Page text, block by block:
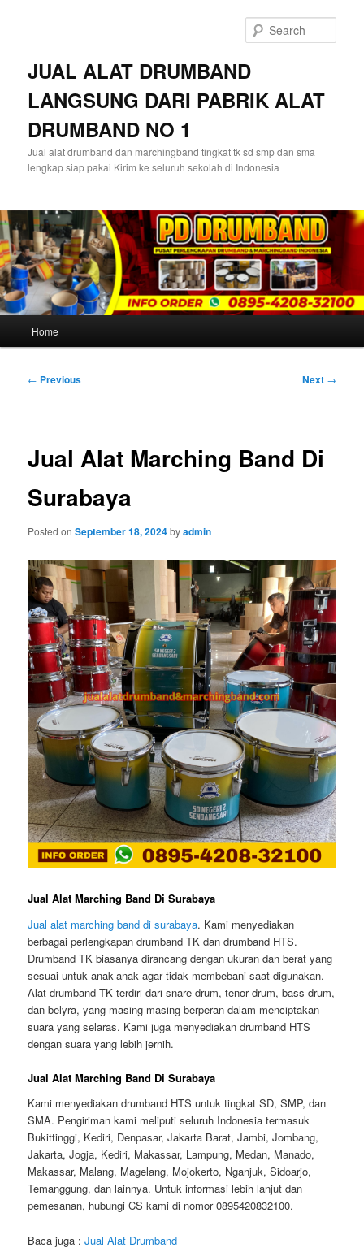
JUAL ALAT DRUMBAND
LANGSUNG DARI PABRIK ALAT
DRUMBAND NO 1
Jual alat drumband dan marchingband tingkat tk sd smp dan sma
lengkap siap pakai Kirim ke seluruh sekolah di Indonesia
Home
Post
← Previous Next →
Jual Alat Marching Band Di
Surabaya
Posted onSeptember 18, 2024byadmin
Jual Alat Marching Band Di Surabaya
Jual alat marching band di surabaya. Kami menyediakan
berbagai perlengkapan drumband TK dan drumband HTS.
Drumband TK biasanya dirancang dengan ukuran dan berat yang
sesuai untuk anak-anak agar tidak membebani saat digunakan.
Alat drumband TK terdiri dari snare drum, tenor drum, bass drum,
dan belyra, yang masing-masing berperan dalam menciptakan
suara yang selaras. Kami juga menyediakan drumband HTS
dengan suara yang lebih jernih.
Jual Alat Marching Band Di Surabaya
Kami menyediakan drumband HTS untuk tingkat SD, SMP, dan
SMA. Pengiriman kami meliputi seluruh Indonesia termasuk
Bukittinggi, Kediri, Denpasar, Jakarta Barat, Jambi, Jombang,
Jakarta, Jogja, Kediri, Makassar, Lampung, Medan, Manado,
Makassar, Malang, Magelang, Mojokerto, Nganjuk, Sidoarjo,
Temanggung, dan lainnya. Untuk informasi lebih lanjut dan
pemesanan, hubungi CS kami di nomor 0895420832100.
Baca juga :Jual Alat Drumband